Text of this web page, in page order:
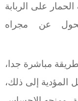
على الربابة
عن مجراه
مباشرة جدا،
المؤدية إلى ذلك،